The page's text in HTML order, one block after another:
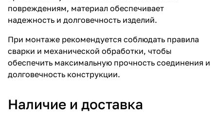
повреждениям, материал обеспечивает
надежность и долговечность изделий.
При монтаже рекомендуется соблюдать правила
сварки и механической обработки, чтобы
обеспечить максимальную прочность соединения и
долговечность конструкции.
Наличие и доставка